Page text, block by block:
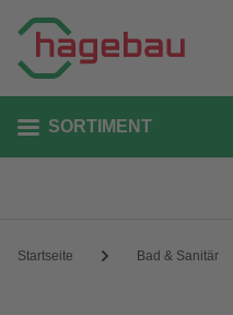
SORTIMENT
Startseite Bad & Sanitär